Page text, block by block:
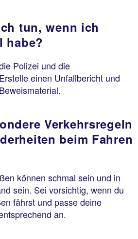
tun, wenn ich
habe?
Polizei und die
einen Unfallbericht und
Verkehrsregeln
beim Fahren
können schmal sein und in
sein. Sei vorsichtig, wenn du
fährst und passe deine
an.